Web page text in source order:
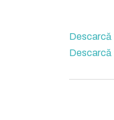
Descarcă
Descarcă